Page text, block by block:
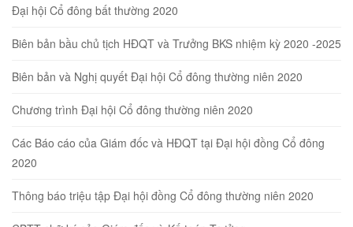
Đại hội Cổ đông bất thường 2020
Biên bản bầu chủ tịch HĐQT và Trưởng BKS nhiệm kỳ 2020 -2025
Biên bản và Nghị quyết Đại hội Cổ đông thường niên 2020
Chương trình Đại hội Cổ đông thường niên 2020
Các Báo cáo của Giám đốc và HĐQT tại Đại hội đồng Cổ đông
2020
Thông báo triệu tập Đại hội đồng Cổ đông thường niên 2020